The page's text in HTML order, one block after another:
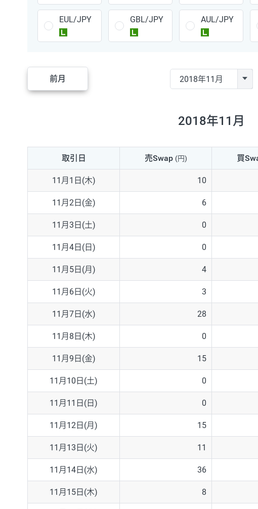
PLN/JPY 35円
HUF/JPY 16円
ZAR/JPY 130円
MXN/JPY 140円
AUD/USD
NZD/USD 41円
EUR/GBP 71円
EUR/AUD 103円
GBP/AUD 43円
AUD/NZD 66円
EUR/CHF 111円
GBP/CHF 220円
USD/CHF 160円
※2026/6/30の当社のスワップポイントおよび、同日の為替レートに
※取引証拠金は同日の当社為替レート（ニューヨーククローズ・MIDレ
※ハンガリーフォリント/円と南アフリカランド/円とメキシコペソ/
EUL/JPY
GBL/JPY
AUL/JPY
前月
2018年11月
取引日 売Swap (円) 買
11月1日(木) 10
11月2日(金) 6
11月3日(土) 0
11月4日(日) 0
11月5日(月) 4
11月6日(火) 3
11月7日(水) 28
11月8日(木) 0
11月9日(金) 15
11月10日(土) 0
11月11日(日) 0
11月12日(月) 15
11月13日(火) 11
11月14日(水) 36
11月15日(木) 8